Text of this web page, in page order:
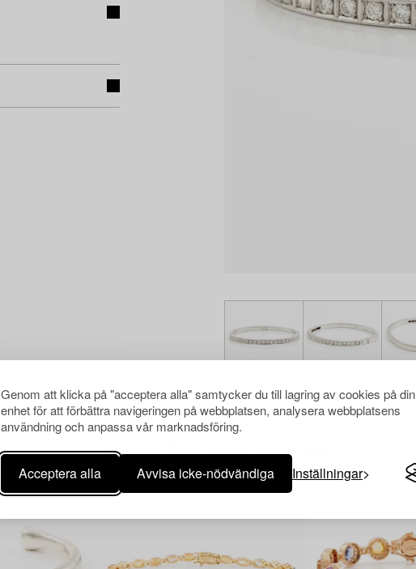
Genom att klicka på "acceptera alla" samtycker du till lagring av cookies på din
enhet för att förbättra navigeringen på webbplatsen, analysera webbplatsens
användning och anpassa vår marknadsföring.
Acceptera alla Avvisa icke-nödvändiga Inställningar
Andra har även tittat på